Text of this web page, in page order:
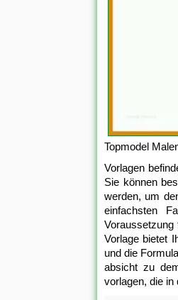
Topmodel
Vorlagen
Sie können
werden, um
einfachsten
Vorlage bietet
und die
absicht zu
vorlagen, die in